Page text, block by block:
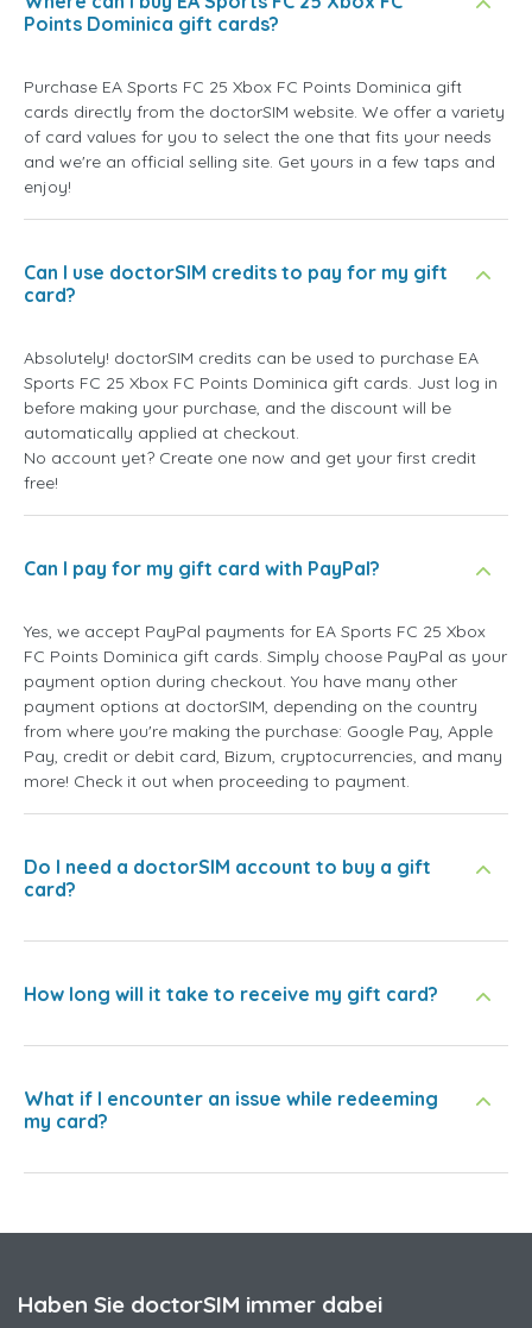
Points Dominica gift cards?
Purchase EA Sports FC 25 Xbox FC Points Dominica gift
cards directly from the doctorSIM website. We offer a variety
of card values for you to select the one that fits your needs
and we're an official selling site. Get yours in a few taps and
enjoy!
Can I use doctorSIM credits to pay for my gift
card?
Absolutely! doctorSIM credits can be used to purchase EA
Sports FC 25 Xbox FC Points Dominica gift cards. Just log in
before making your purchase, and the discount will be
automatically applied at checkout.
No account yet? Create one now and get your first credit
free!
Can I pay for my gift card with PayPal?
Yes, we accept PayPal payments for EA Sports FC 25 Xbox
FC Points Dominica gift cards. Simply choose PayPal as your
payment option during checkout. You have many other
payment options at doctorSIM, depending on the country
from where you're making the purchase: Google Pay, Apple
Pay, credit or debit card, Bizum, cryptocurrencies, and many
more! Check it out when proceeding to payment.
Do I need a doctorSIM account to buy a gift
card?
How long will it take to receive my gift card?
What if I encounter an issue while redeeming
my card?
Haben Sie doctorSIM immer dabei